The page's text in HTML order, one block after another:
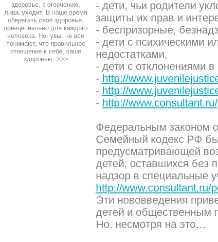
здоровье, к огорчению,
лишь уходит. В наше время
оберегать своё здоровье,
принципиально для каждого
человека. Но, увы, не все
понимают, что правильное
отношение к себе, ваше
здоровью, >>>
- дети, чьи родители
защиты их прав и
- беспризорные,
- дети с психическими
недостатками,
- дети с отклонениями
- http://
- http://
- http://
Федеральным законом
Семейный кодекс РФ
предусматривающей
детей, оставшихся без
надзор в специальные
http://www.consultant.ru/
Эти нововведения
детей и общественным
Но, несмотря на это…